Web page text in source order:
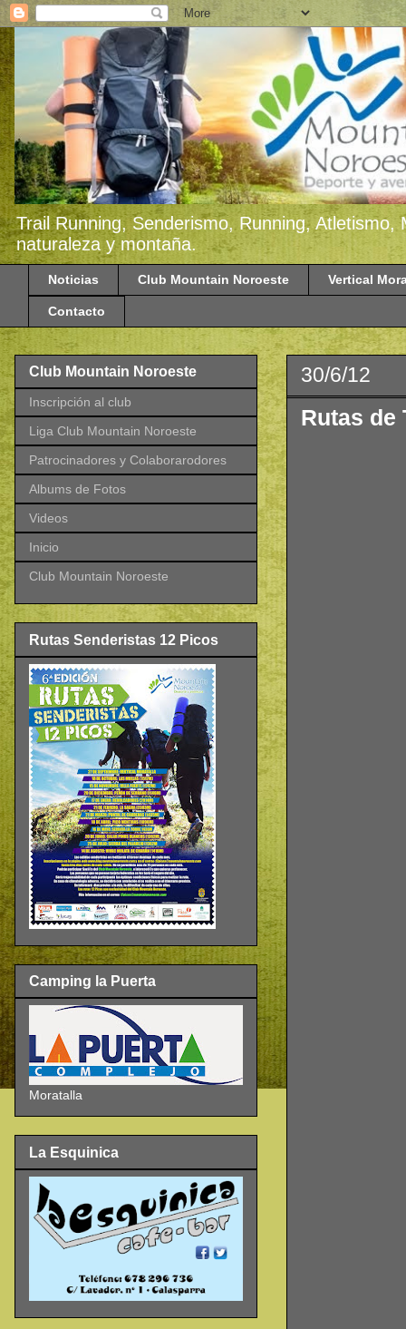
Trail Running, Senderismo, Running,
naturaleza y montaña.
Noticias Club Mountain Noroeste Vertical
Contacto
30/6/12
Rutas de
Club Mountain Noroeste
Inscripción al club
Liga Club Mountain Noroeste
Patrocinadores y Colaborarodores
Albums de Fotos
Videos
Inicio
Club Mountain Noroeste
Rutas Senderistas 12 Picos
Camping la Puerta
Moratalla
La Esquinica